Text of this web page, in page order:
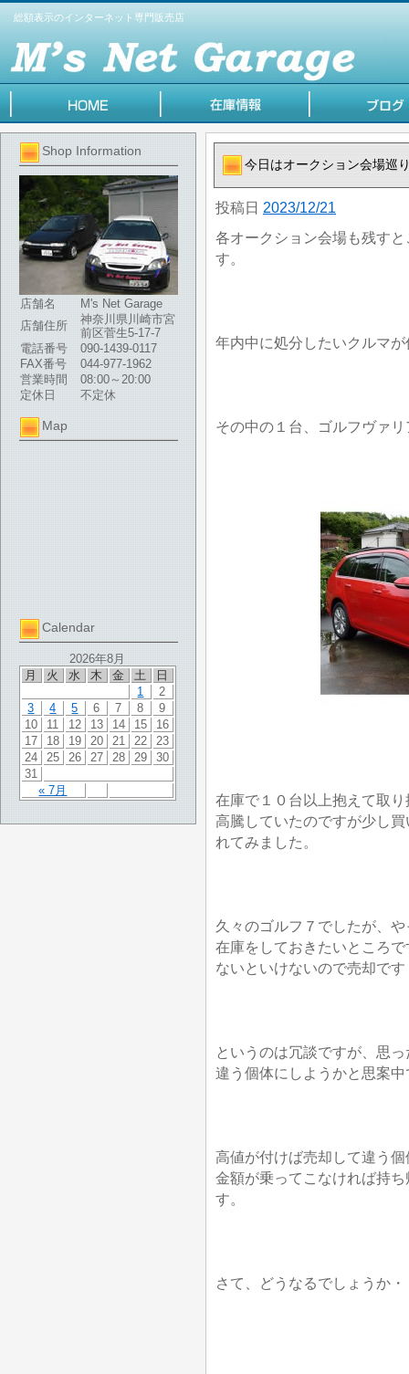
総額表示のインターネット専門販売店
Shop Information
店舗名
M's Net Garage
店舗住所
神奈川県川崎市宮
前区菅生5-17-7
電話番号
090-1439-0117
FAX番号
044-977-1962
営業時間
08:00～20:00
定休日
不定休
Map
Calendar
2026年8月
月
火 水 木 金 土 日
« 7月
1
2
3
4 5 6 7 8
9
10
11 12 13 14 15
16
17
18 19 20 21 22
23
24
25 26 27 28 29
30
31
今日はオークション会場巡
投稿日 2023/12/21
各オークション会場も残す
す。
年内中に処分したいクルマ
その中の１台、ゴルフヴァ
在庫で１０台以上抱えて取
高騰していたのですが少し
れてみました。
久々のゴルフ７でしたが、
在庫をしておきたいところ
ないといけないので売却で
というのは冗談ですが、思
違う個体にしようかと思案中
高値が付けば売却して違う
金額が乗ってこなければ持
す。
さて、どうなるでしょうか